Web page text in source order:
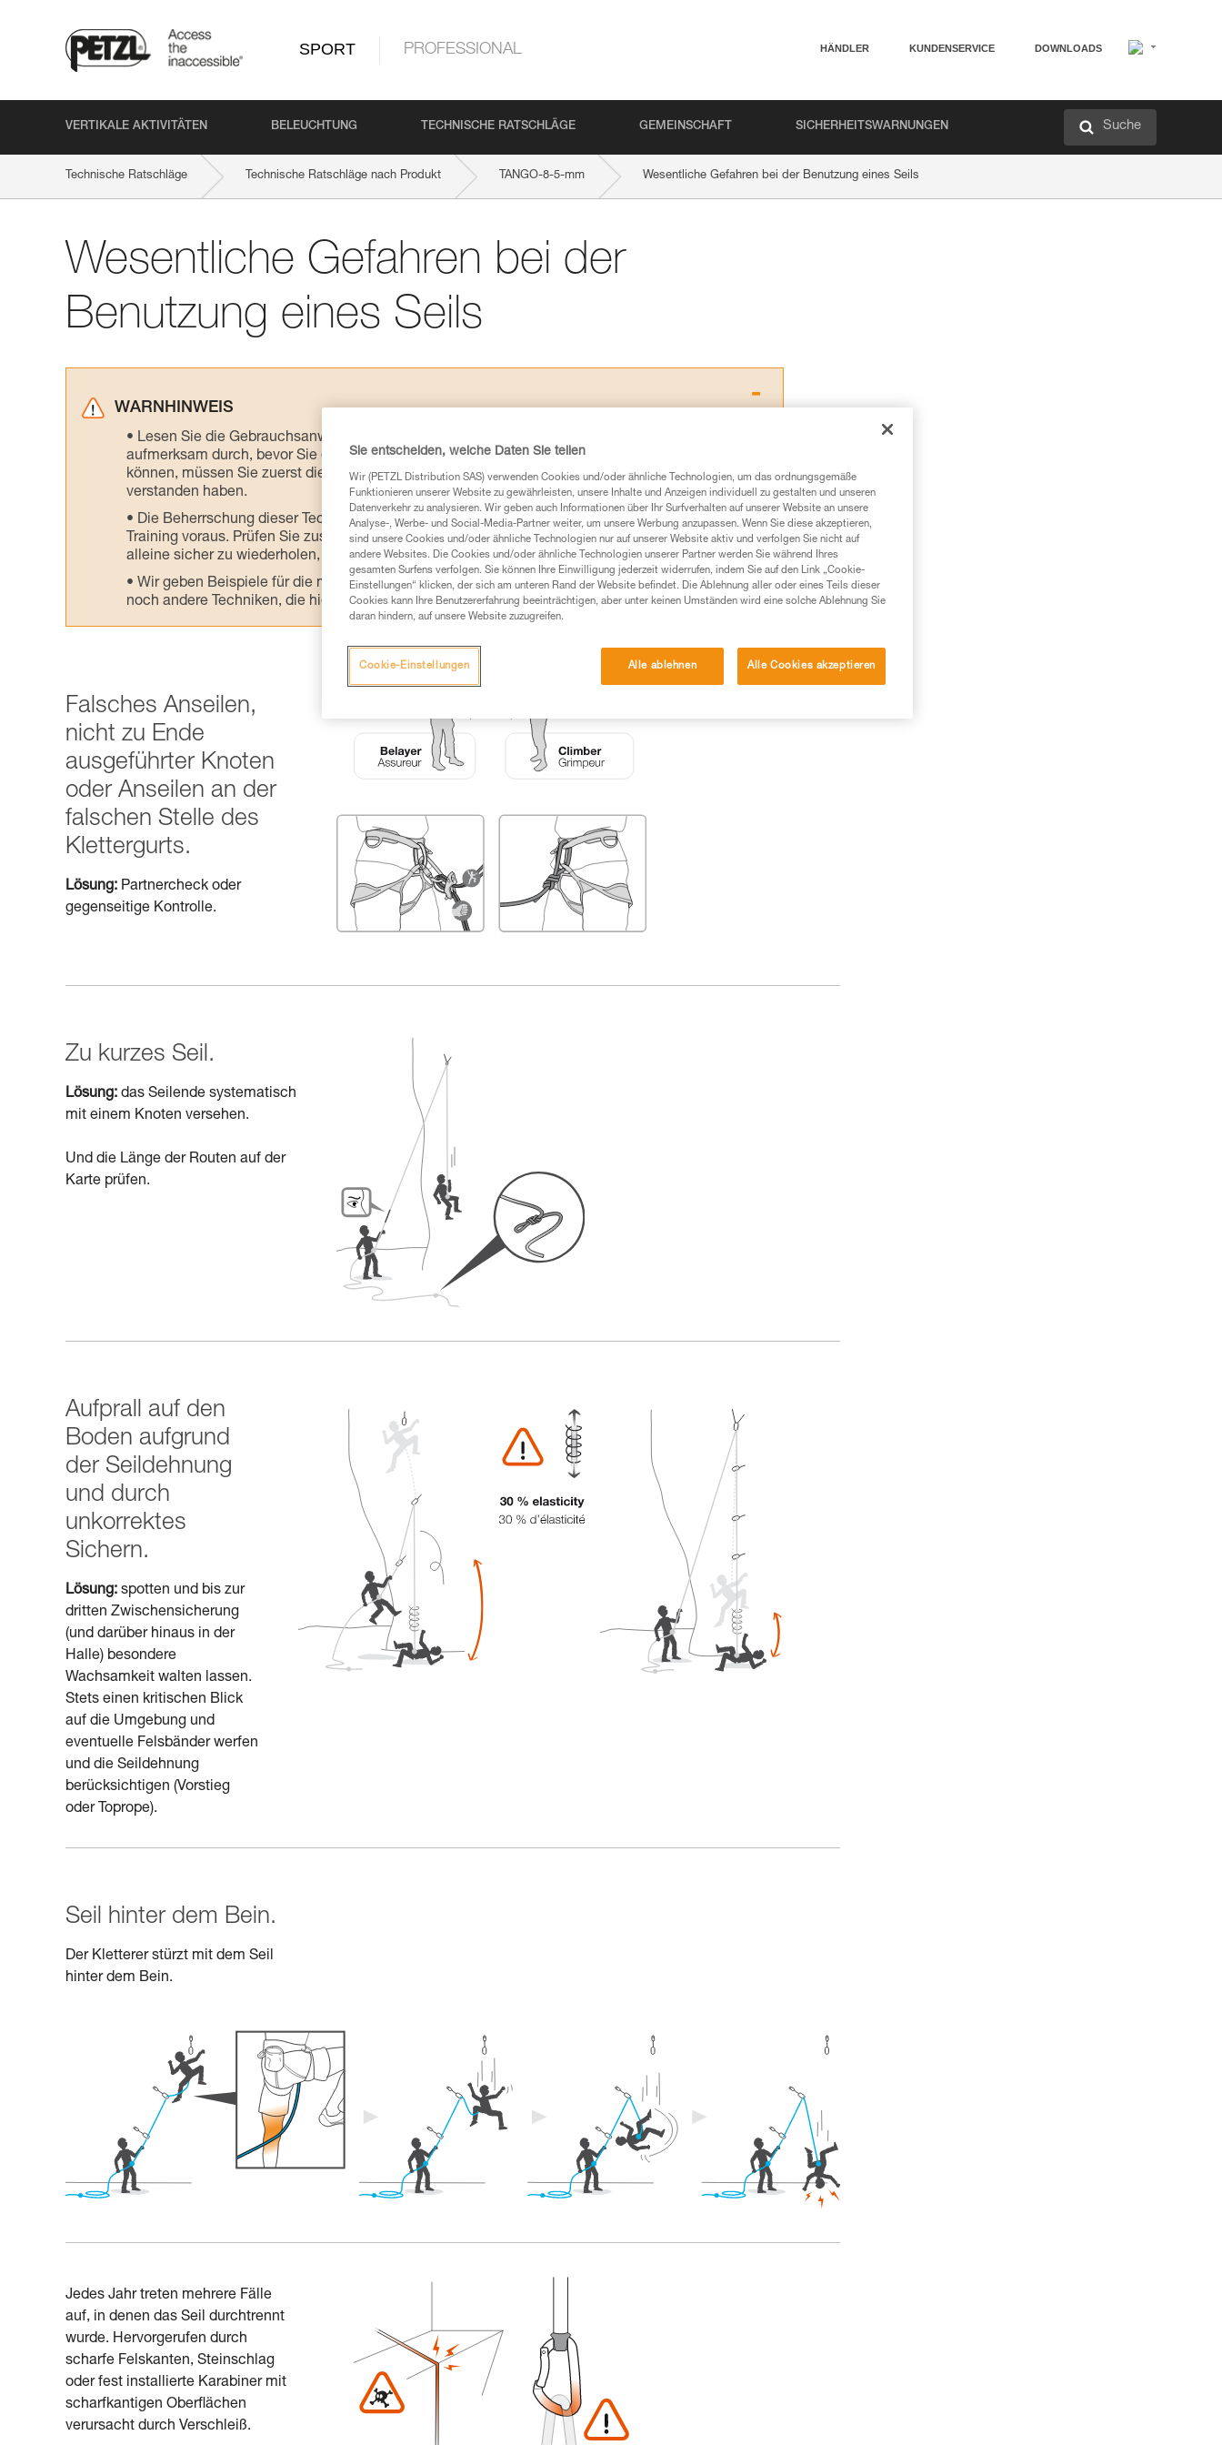
SPORT PROFESSIONAL HÄNDLER KUNDENSERVICE DOWNLOADS
VERTIKALE AKTIVITÄTEN BELEUCHTUNG TECHNISCHE RATSCHLÄGE GEMEINSCHAFT SICHERHEITSWARNUNGEN Suche
Technische Ratschläge Technische Ratschläge nach Produkt TANGO-8-5-mm Wesentliche Gefahren bei der Benutzung eines Seils
Wesentliche Gefahren bei der
Benutzung eines Seils
WARNHINWEIS
Lesen Sie die Gebrauchsanweisungen der Produkte, um die es in diesem Tech Tipp geht,
aufmerksam durch, bevor Sie diesen zu Rate ziehen. Um diese Zusatzinformationen verstehen zu
können, müssen Sie zuerst die in der Gebrauchsanweisung enthaltenen Informationen richtig
verstanden haben.
Die Beherrschung dieser Techniken setzt eine entsprechende Ausbildung und ein spezielles
Training voraus. Prüfen Sie zusammen mit einem Profi, ob Sie in der Lage sind, den Vorgang
alleine sicher zu wiederholen, bevor Sie ihn eigenständig durchführen.
Wir geben Beispiele für die mit Ihrer Aktivität verbundenen Techniken. Möglicherweise gibt es
noch andere Techniken, die hier nicht beschrieben werden.
Falsches Anseilen,
nicht zu Ende
ausgeführter Knoten
oder Anseilen an der
falschen Stelle des
Klettergurts.
Lösung: Partnercheck oder
gegenseitige Kontrolle.
Zu kurzes Seil.
Lösung: das Seilende systematisch
mit einem Knoten versehen.
Und die Länge der Routen auf der
Karte prüfen.
Aufprall auf den
Boden aufgrund
der Seildehnung
und durch
unkorrektes
Sichern.
Lösung: spotten und bis zur
dritten Zwischensicherung
(und darüber hinaus in der
Halle) besondere
Wachsamkeit walten lassen.
Stets einen kritischen Blick
auf die Umgebung und
eventuelle Felsbänder werfen
und die Seildehnung
berücksichtigen (Vorstieg
oder Toprope).
Seil hinter dem Bein.
Der Kletterer stürzt mit dem Seil
hinter dem Bein.
Jedes Jahr treten mehrere Fälle
auf, in denen das Seil durchtrennt
wurde. Hervorgerufen durch
scharfe Felskanten, Steinschlag
oder fest installierte Karabiner mit
scharfkantigen Oberflächen
verursacht durch Verschleiß.
Sie entscheiden, welche Daten Sie teilen
Wir (PETZL Distribution SAS) verwenden Cookies und/oder ähnliche Technologien, um das ordnungsgemäße
Funktionieren unserer Website zu gewährleisten, unsere Inhalte und Anzeigen individuell zu gestalten und unseren
Datenverkehr zu analysieren. Wir geben auch Informationen über Ihr Surfverhalten auf unserer Website an unsere
Analyse-, Werbe- und Social-Media-Partner weiter, um unsere Werbung anzupassen. Wenn Sie diese akzeptieren,
sind unsere Cookies und/oder ähnliche Technologien nur auf unserer Website aktiv und verfolgen Sie nicht auf
andere Websites. Die Cookies und/oder ähnliche Technologien unserer Partner werden Sie während Ihres
gesamten Surfens verfolgen. Sie können Ihre Einwilligung jederzeit widerrufen, indem Sie auf den Link „Cookie-
Einstellungen“ klicken, der sich am unteren Rand der Website befindet. Die Ablehnung aller oder eines Teils dieser
Cookies kann Ihre Benutzererfahrung beeinträchtigen, aber unter keinen Umständen wird eine solche Ablehnung Sie
daran hindern, auf unsere Website zuzugreifen.
Alle ablehnen Alle Cookies akzeptieren
Cookie-Einstellungen